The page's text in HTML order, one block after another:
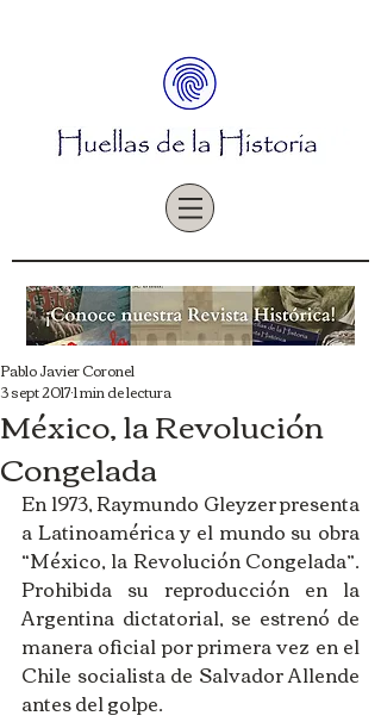
México, la Revolución
Congelada
Pablo Javier Coronel
3 sept 20171 min de lectura
En 1973, Raymundo Gleyzer presenta
a Latinoamérica y el mundo su obra
“México, la Revolución Congelada”.
Prohibida su reproducción en la
Argentina dictatorial, se estrenó de
manera oficial por primera vez en el
Chile socialista de Salvador Allende
antes del golpe.